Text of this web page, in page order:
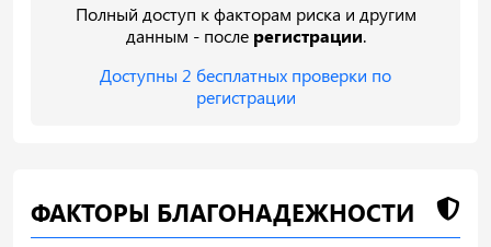
Полный доступ к факторам риска и другим
данным - после регистрации.
Доступны 2 бесплатных проверки по
регистрации
ФАКТОРЫ БЛАГОНАДЕЖНОСТИ